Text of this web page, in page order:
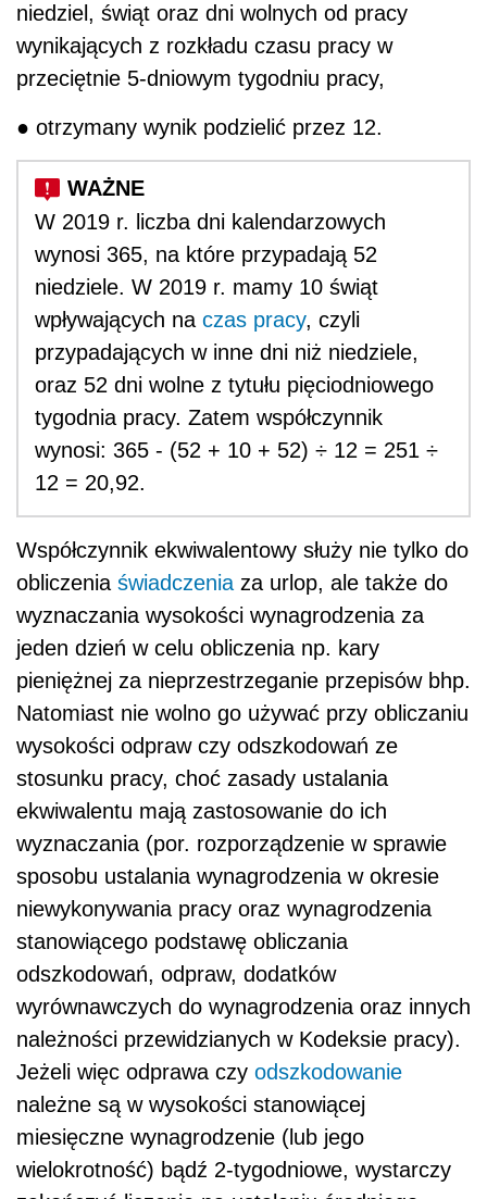
niedziel, świąt oraz dni wolnych od pracy
wynikających z rozkładu czasu pracy w
przeciętnie 5-dniowym tygodniu pracy,
● otrzymany wynik podzielić przez 12.
W 2019 r. liczba dni kalendarzowych
wynosi 365, na które przypadają 52
niedziele. W 2019 r. mamy 10 świąt
wpływających na czas pracy, czyli
przypadających w inne dni niż niedziele,
oraz 52 dni wolne z tytułu pięciodniowego
tygodnia pracy. Zatem współczynnik
wynosi: 365 - (52 + 10 + 52) ÷ 12 = 251 ÷
12 = 20,92.
Współczynnik ekwiwalentowy służy nie tylko do
obliczenia świadczenia za urlop, ale także do
wyznaczania wysokości wynagrodzenia za
jeden dzień w celu obliczenia np. kary
pieniężnej za nieprzestrzeganie przepisów bhp.
Natomiast nie wolno go używać przy obliczaniu
wysokości odpraw czy odszkodowań ze
stosunku pracy, choć zasady ustalania
ekwiwalentu mają zastosowanie do ich
wyznaczania (por. rozporządzenie w sprawie
sposobu ustalania wynagrodzenia w okresie
niewykonywania pracy oraz wynagrodzenia
stanowiącego podstawę obliczania
odszkodowań, odpraw, dodatków
wyrównawczych do wynagrodzenia oraz innych
należności przewidzianych w Kodeksie pracy).
Jeżeli więc odprawa czy odszkodowanie
należne są w wysokości stanowiącej
miesięczne wynagrodzenie (lub jego
wielokrotność) bądź 2-tygodniowe, wystarczy